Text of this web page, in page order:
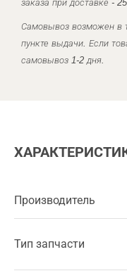
заказа при доставке -
Самовывоз возможен в
пункте выдачи. Если
самовывоз 1-2 дня.
Производитель
Тип запчасти